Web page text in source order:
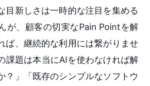
目新しさは一時的な注目を集める
が、顧客の切実なPain Pointを解
ば、継続的な利用には繋がりませ
課題は本当にAIを使わなければ解
？」「既存のシンプルなソフトウ